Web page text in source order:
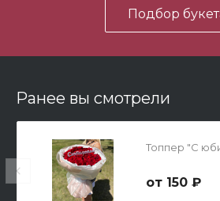
Мишка Мини
Подбор
Ранее вы смотрели
Топпер "С
150 ₽